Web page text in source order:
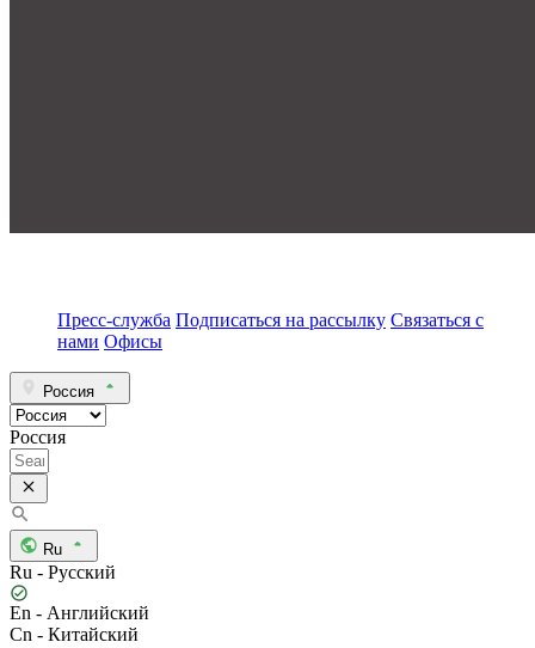
Пресс-служба Подписаться на рассылку Связаться с
нами Офисы
Россия
Россия
Ru
Ru - Русский
En - Английский
Cn - Китайский